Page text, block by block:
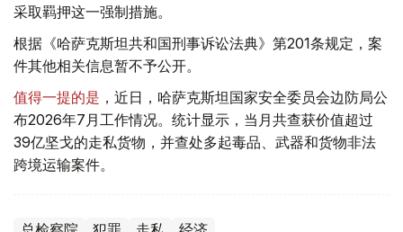
采取羁押这一强制措施。
根据《哈萨克斯坦共和国刑事诉讼法典》第201条规定，案
件其他相关信息暂不予公开。
值得一提的是 ，近日，哈萨克斯坦国家安全委员会边防局公
布2026年7月工作情况。统计显示，当月共查获价值超过
39亿坚戈的走私货物，并查处多起毒品、武器和货物非法
跨境运输案件。